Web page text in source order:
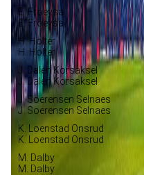
E. Froeysa
E. Froeysa
H. Holter
H. Holter
J. Dalen Korsaksel
J. Dalen Korsaksel
J. Soerensen Selnaes
J. Soerensen Selnaes
K. Loenstad Onsrud
K. Loenstad Onsrud
M. Dalby
M. Dalby